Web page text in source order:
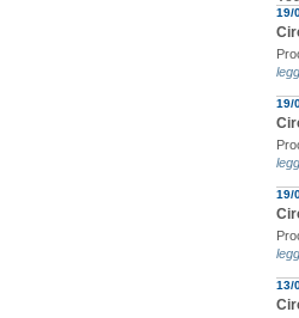
19/
19/
19/
13/